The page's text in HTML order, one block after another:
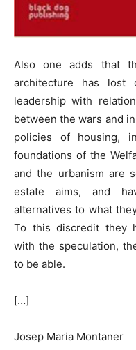
Also one adds that
architecture has lost
leadership with
between the wars and
policies of housing,
foundations of the
and the urbanism are
estate aims, and
alternatives to what
To this discredit they
with the speculation,
to be able.
[…]
Josep Maria Montaner